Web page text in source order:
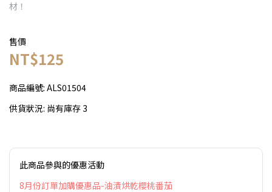
材！
售價
NT$125
商品編號: ALS01504
供貨狀況: 尚有庫存 3
此商品參與的優惠活動
8月份訂單加購優惠品-油漬烘乾櫻桃番茄